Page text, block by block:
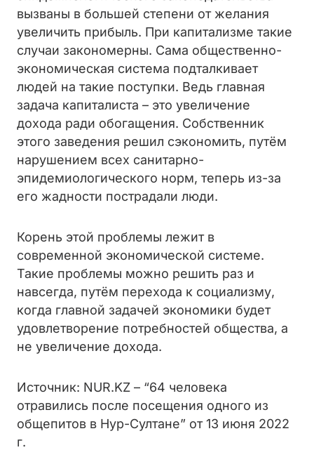
вызваны в большей степени от желания
увеличить прибыль. При капитализме такие
случаи закономерны. Сама общественно-
экономическая система подталкивает
людей на такие поступки. Ведь главная
задача капиталиста – это увеличение
дохода ради обогащения. Собственник
этого заведения решил сэкономить, путём
нарушением всех санитарно-
эпидемиологического норм, теперь из-за
его жадности пострадали люди.
Корень этой проблемы лежит в
современной экономической системе.
Такие проблемы можно решить раз и
навсегда, путём перехода к социализму,
когда главной задачей экономики будет
удовлетворение потребностей общества, а
не увеличение дохода.
Источник: NUR.KZ – “64 человека
отравились после посещения одного из
общепитов в Нур-Султане” от 13 июня 2022
г.